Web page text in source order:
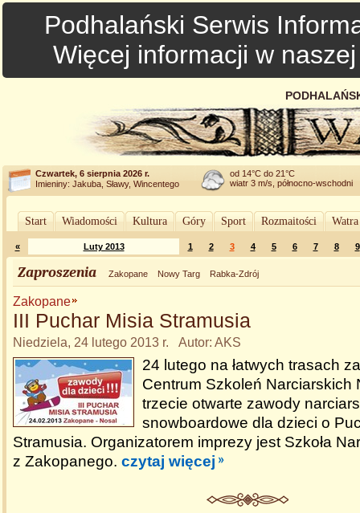
Podhalański Serwis
Więcej informacji w
Czwartek, 6 sierpnia 2026 r.
Imieniny: Jakuba, Sławy, Wincentego
od 14°C do 21°C
wiatr 3 m/s, północno-wschodni
Start Wiadomości Kultura Góry Sport Rozmaitości
« Luty 2013 1 2 3 4 5 6 7 8 9
Zaproszenia Zakopane Nowy Targ Rabka-Zdrój
Zakopane
III Puchar Misia Stramusia
Niedziela, 24 lutego 2013 r. Autor: AKS
24 lutego na łatwych trasach
Centrum Szkoleń Narciarskich
trzecie otwarte zawody
snowboardowe dla dzieci o
Stramusia. Organizatorem imprezy jest Szkoła
z Zakopanego. czytaj więcej